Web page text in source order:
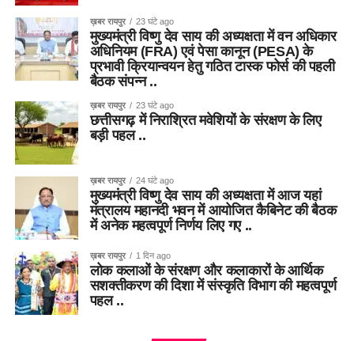
ख़बर रायपुर 23 घंटे ago
मुख्यमंत्री विष्णु देव साय की अध्यक्षता में वन अधिकार
अधिनियम (FRA) एवं पेसा कानून (PESA) के
प्रभावी क्रियान्वयन हेतु गठित टास्क फोर्स की पहली
बैठक संपन्न ..
ख़बर रायपुर 23 घंटे ago
छत्तीसगढ़ में निराश्रित मवेशियों के संरक्षण के लिए
बड़ी पहल ..
ख़बर रायपुर 24 घंटे ago
मुख्यमंत्री विष्णु देव साय की अध्यक्षता में आज यहां
मंत्रालय महानदी भवन में आयोजित कैबिनेट की बैठक
में अनेक महत्वपूर्ण निर्णय लिए गए ..
ख़बर रायपुर 1 दिन ago
लोक कलाओं के संरक्षण और कलाकारों के आर्थिक
सशक्तीकरण की दिशा में संस्कृति विभाग की महत्वपूर्ण
पहल ..